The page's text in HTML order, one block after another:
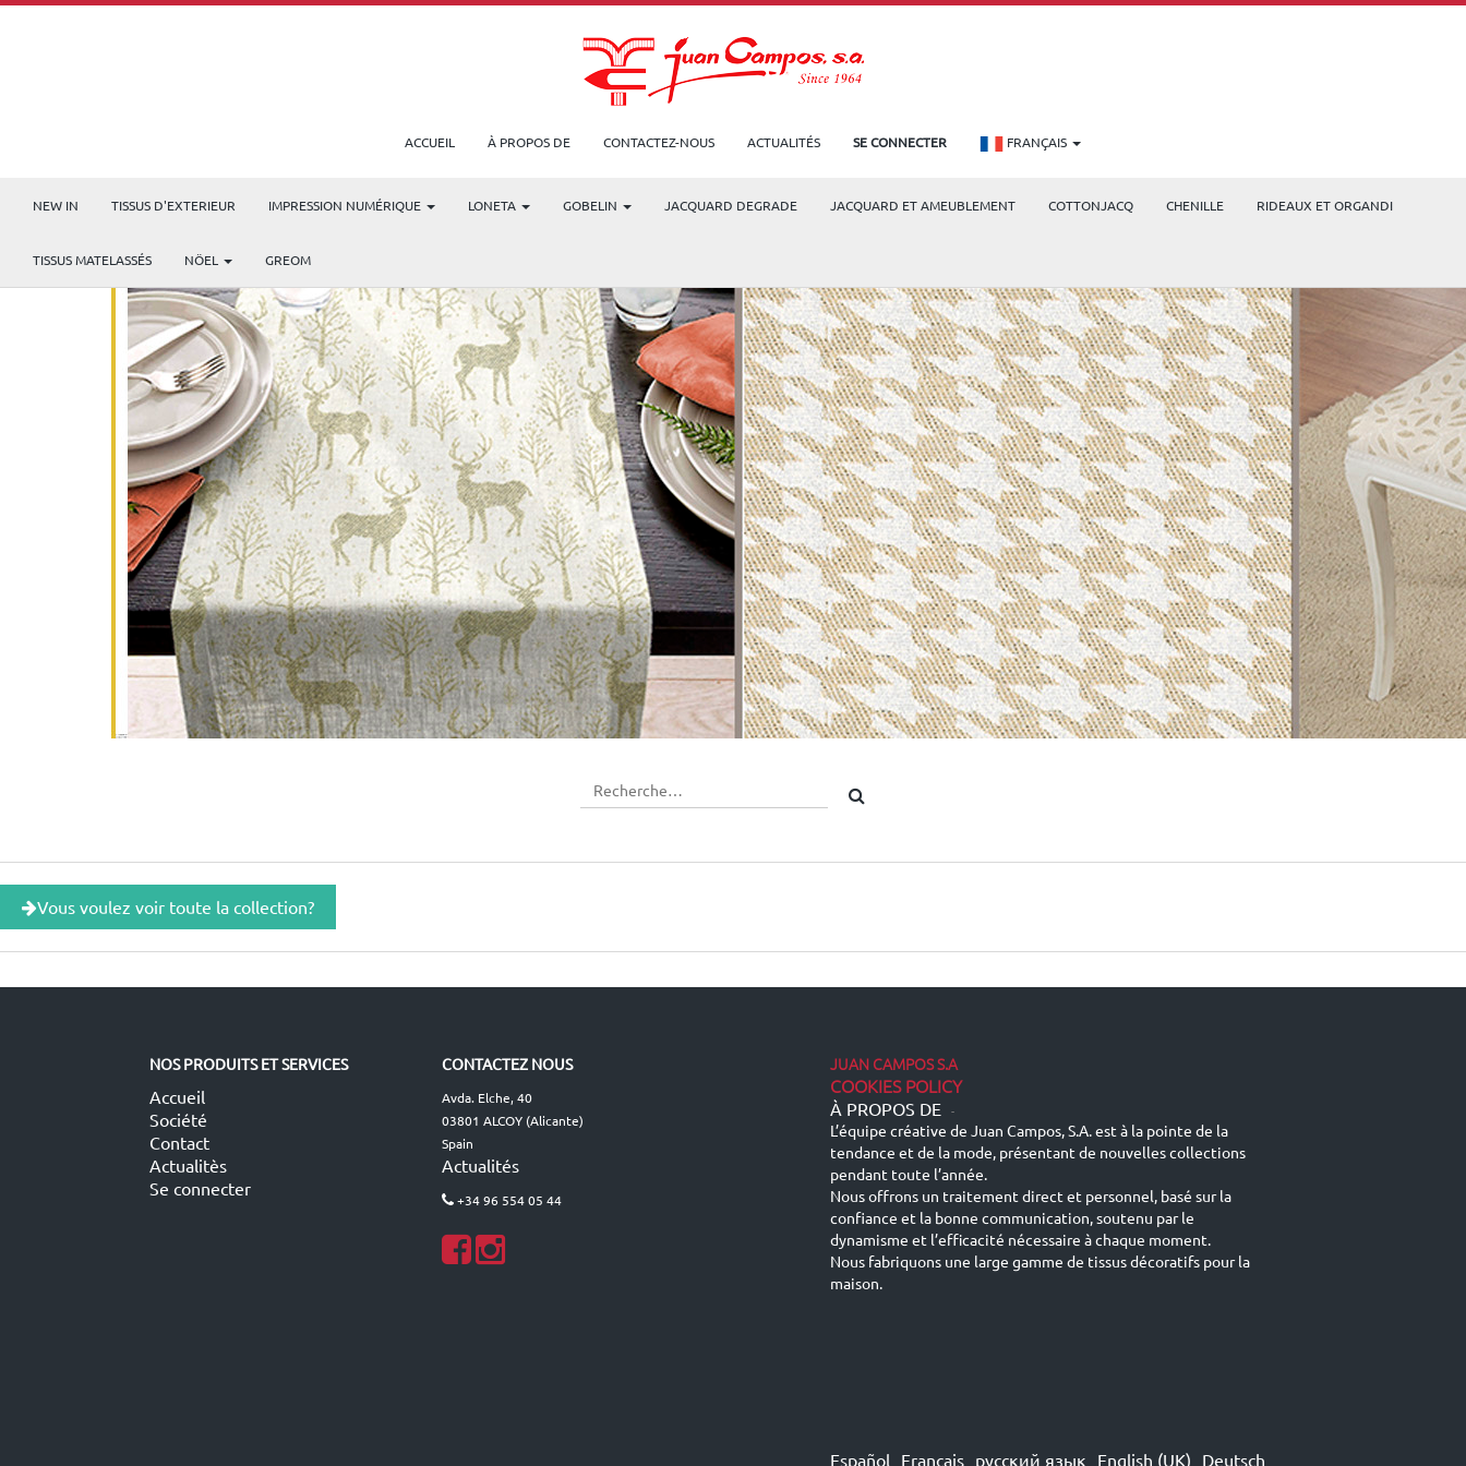
ACCUEIL À PROPOS DE CONTACTEZ-NOUS ACTUALITÉS SE CONNECTER FRANÇAIS
NEW IN TISSUS D'EXTERIEUR IMPRESSION NUMÉRIQUE LONETA GOBELIN JACQUARD DEGRADE JACQUARD ET AMEUBLEMENT COTTONJACQ CHENILLE RIDEAUX ET ORGANDI
TISSUS MATELASSÉS NÖEL GREOM
Vous voulez voir toute la collection?
NOS PRODUITS ET SERVICES
Accueil
Société
Contact
Actualitès
Se connecter
CONTACTEZ NOUS
Avda. Elche, 40
03801 ALCOY (Alicante)
Spain
Actualités
+34 96 554 05 44
JUAN CAMPOS S.A
COOKIES POLICY
À PROPOS DE -
L’équipe créative de Juan Campos, S.A. est à la pointe de la
tendance et de la mode, présentant de nouvelles collections
pendant toute l’année.
Nous offrons un traitement direct et personnel, basé sur la
confiance et la bonne communication, soutenu par le
dynamisme et l’efficacité nécessaire à chaque moment.
Nous fabriquons une large gamme de tissus décoratifs pour la
maison.
Español Français русский язык English (UK) Deutsch